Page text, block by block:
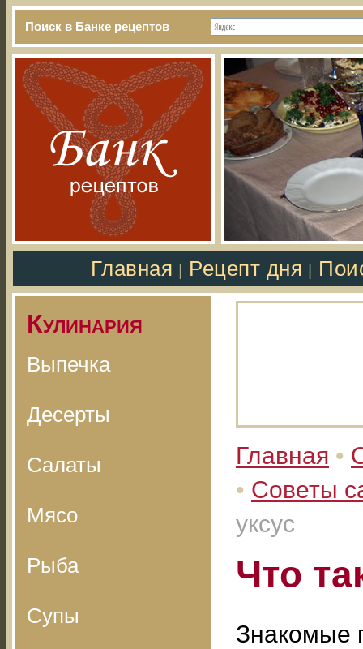
Поиск в Банке рецептов
Главная Рецепт дня
Кулинария
Выпечка
Десерты
Салаты
Мясо
Рыба
Супы
Главная •
• Советы
уксус
Что
Знакомые